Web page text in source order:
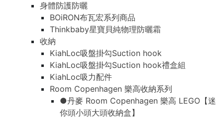
身體防護防曬
BOiRON布瓦宏系列商品
Thinkbaby星寶貝純物理防曬霜
收納
KiahLoc吸盤掛勾Suction hook
KiahLoc吸盤掛勾Suction hook禮盒組
KiahLoc吸力配件
Room Copenhagen 樂高收納系列
●丹麥 Room Copenhagen 樂高 LEGO【迷
你頭小頭大頭收納盒】